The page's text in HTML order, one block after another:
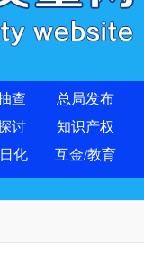
查 总局发布
讨 知识产权
化 互金/教育